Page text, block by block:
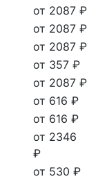
от 2087 ₽
от 2087 ₽
от 2087 ₽
от 357 ₽
от 2087 ₽
от 616 ₽
от 616 ₽
от 2346
₽
от 530 ₽